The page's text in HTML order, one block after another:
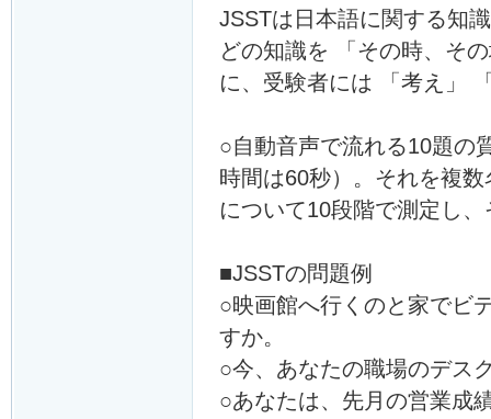
JSSTは日本語に関する知
どの知識を 「その時、そ
に、受験者には 「考え」
○自動音声で流れる10題の
時間は60秒）。それを複
について10段階で測定し
■JSSTの問題例
○映画館へ行くのと家でビ
すか。
○今、あなたの職場のデス
○あなたは、先月の営業成